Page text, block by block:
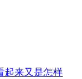
起来又是怎样